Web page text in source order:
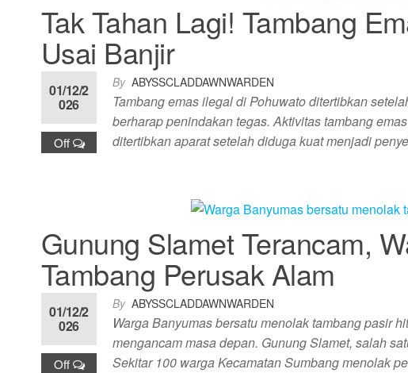
Tak Tahan Lagi! Tambang
Usai Banjir
By ABYSSCLADDAWNWARDEN
01/12/2
026
Off
Tambang emas ilegal di Pohuwato ditertibkan
berharap penindakan tegas. Aktivitas tambang
ditertibkan aparat setelah diduga kuat menjadi
Gunung Slamet Terancam,
Tambang Perusak Alam
By ABYSSCLADDAWNWARDEN
01/12/2
026
Off
Warga Banyumas bersatu menolak tambang pasir
mengancam masa depan. Gunung Slamet, salah
Sekitar 100 warga Kecamatan Sumbang menolak